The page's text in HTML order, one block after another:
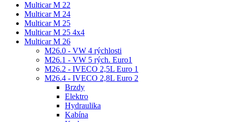
Multicar M 22
Multicar M 24
Multicar M 25
Multicar M 25 4x4
Multicar M 26
M26.0 - VW 4 rýchlosti
M26.1 - VW 5 rých. Euro1
M26.2 - IVECO 2,5L Euro 1
M26.4 - IVECO 2,8L Euro 2
Brzdy
Elektro
Hydraulika
Kabína